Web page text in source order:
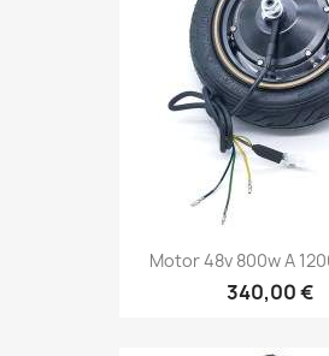
Motor 48v 800w A
340,00 €